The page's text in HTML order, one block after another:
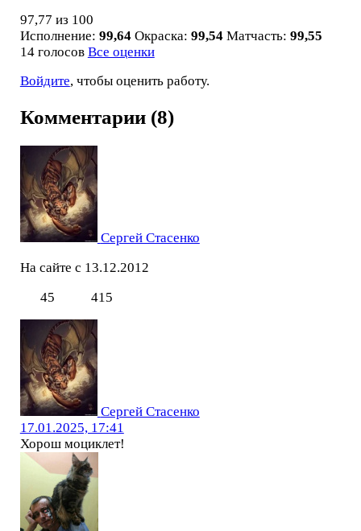
97,77 из 100
Исполнение: 99,64 Окраска: 99,54 Матчасть: 99,55
14 голосов Все оценки
Войдите, чтобы оценить работу.
Комментарии (8)
Сергей Стасенко
На сайте с 13.12.2012
45
415
Сергей Стасенко
17.01.2025, 17:41
Хорош моциклет!